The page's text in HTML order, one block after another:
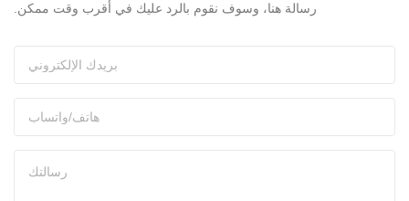
رسالة هنا، وسوف نقوم بالرد عليك في أقرب وقت ممكن.